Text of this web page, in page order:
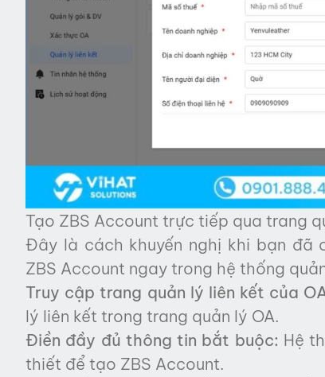
Tạo ZBS Account trực tiếp qua trang
Đây là cách khuyến nghị khi bạn đã
ZBS Account ngay trong hệ thống
Truy cập trang quản lý liên kết của
lý liên kết trong trang quản lý OA.
Điền đầy đủ thông tin bắt buộc: Hệ
thiết để tạo ZBS Account.